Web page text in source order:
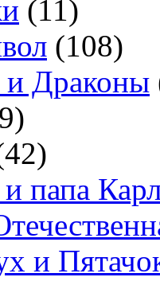
(11)
(108)
и Драконы
папа
и